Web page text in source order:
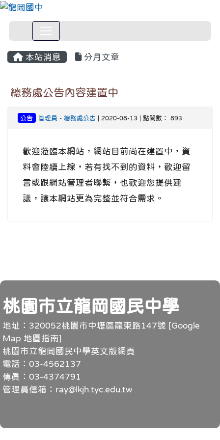
本站消息 分月文章
總務處公告內容建置中
公告 管理員 - 總務處公告 | 2020-08-13 | 點閱數： 893
歡迎蒞臨本網站，網站目前尚在建置中，資
料會陸續上線，若有找不到的資料，歡迎留
言或跟網站管理者聯繫，也歡迎您提供建
議，讓本網站更為完整並符合需求。
頁尾
桃園市立龍岡國民中學
地址：320052桃園市中壢區龍東路147號 [Google
Map 地圖指南]
桃園市立龍岡國民中學英文版網頁
電話：03-4562137
傳真：03-4374791
管理員信箱：ray@lkjh.tyc.edu.tw